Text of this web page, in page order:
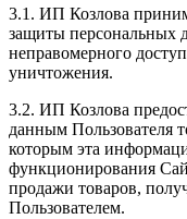
3.1. ИП Козлова
защиты персональных
неправомерного
уничтожения.
3.2. ИП Козлова
данным Пользователя
которым эта
функционирования
продажи товаров,
Пользователем.